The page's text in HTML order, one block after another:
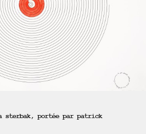
sterbak, portée par patrick